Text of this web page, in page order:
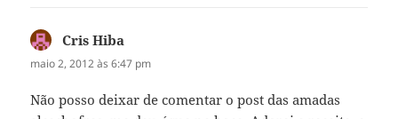
Cris Hiba
maio 2, 2012 às 6:47 pm
Não posso deixar de comentar o post das amadas